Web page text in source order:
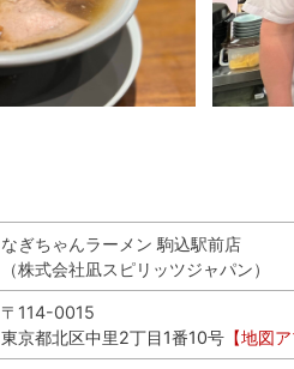
なぎちゃんラーメン 駒込駅前店
（株式会社凪スピリッツジャパン）
〒114-0015
東京都北区中里2丁目1番10号 【地図